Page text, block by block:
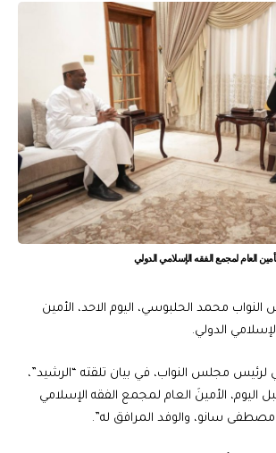
العام لمجمع الفقه الإسلامي الدولي
محمد الحلبوسي، اليوم الاحد، الأمين
الدولي.
لرئيس مجلس النواب، في بيان تلقته “الرشيد”،
اليوم، الأمينَ العام لمجمع الفقه الإسلامي
سانو، والوفد المرافق له”.